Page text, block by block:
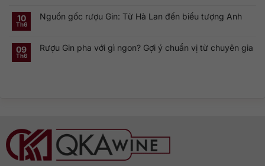
hồn
của
là
Gin
luận
ở
Lan:
Genever
10
Th6
Nguồn gốc rượu Gin: Từ Hà Lan đến biểu tượng Anh
luận
ở
09
Th6
Rượu Gin pha với gì ngon? Gợi ý chuẩn vị từ chuyên gia
Gợi
ý
chuẩn
vị
từ
chuyên